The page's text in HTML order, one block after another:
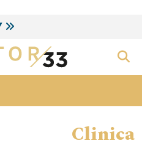
Clinica